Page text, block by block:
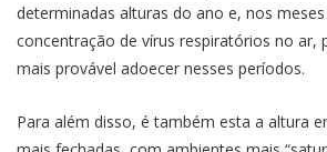
determinadas alturas do ano e, nos
concentração de vírus respiratórios no ar,
mais provável adoecer nesses períodos.
Para além disso, é também esta a altura